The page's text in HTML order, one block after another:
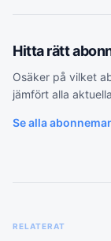
Hitta rätt
Osäker på vilket
jämfört alla
Se alla
RELATERAT